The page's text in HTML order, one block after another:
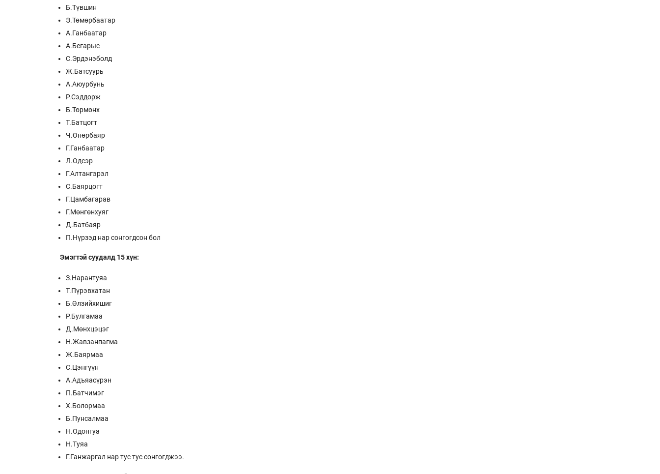
Б.Түвшин
Э.Төмөрбаатар
А.Ганбаатар
А.Бегарыс
С.Эрдэнэболд
Ж.Батсуурь
А.Аюурбунь
Р.Сэддорж
Б.Төрмөнх
Т.Батцогт
Ч.Өнөрбаяр
Г.Ганбаатар
Л.Одсэр
Г.Алтангэрэл
С.Баярцогт
Г.Цамбагарав
Г.Мөнгөнхуяг
Д.Батбаяр
П.Нүрзэд нар сонгогдсон бол
Эмэгтэй суудалд 15 хүн:
З.Нарантуяа
Т.Пүрэвхатан
Б.Өлзийхишиг
Р.Булгамаа
Д.Мөнхцэцэг
Н.Жавзанпагма
Ж.Баярмаа
С.Цэнгүүн
А.Адъяасүрэн
П.Батчимэг
Х.Болормаа
Б.Пунсалмаа
Н.Одонгуа
Н.Туяа
Г.Ганжаргал нар тус тус сонгогджээ.